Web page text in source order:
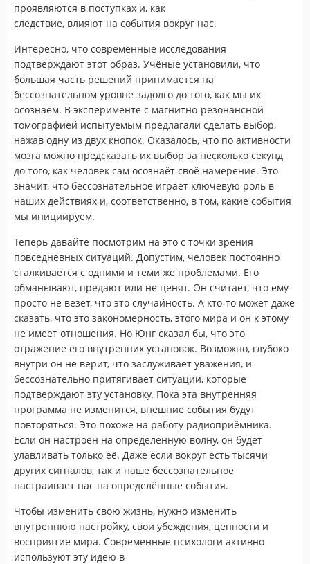
проявляются в поступках и, как
следствие, влияют на события вокруг нас.
Интересно, что современные исследования
подтверждают этот образ. Учёные установили, что
большая часть решений принимается на
бессознательном уровне задолго до того, как мы их
осознаём. В эксперименте с магнитно-резонансной
томографией испытуемым предлагали сделать выбор,
нажав одну из двух кнопок. Оказалось, что по активности
мозга можно предсказать их выбор за несколько секунд
до того, как человек сам осознаёт своё намерение. Это
значит, что бессознательное играет ключевую роль в
наших действиях и, соответственно, в том, какие события
мы инициируем.
Теперь давайте посмотрим на это с точки зрения
повседневных ситуаций. Допустим, человек постоянно
сталкивается с одними и теми же проблемами. Его
обманывают, предают или не ценят. Он считает, что ему
просто не везёт, что это случайность. А кто-то может даже
сказать, что это закономерность, этого мира и он к этому
не имеет отношения. Но Юнг сказал бы, что это
отражение его внутренних установок. Возможно, глубоко
внутри он не верит, что заслуживает уважения, и
бессознательно притягивает ситуации, которые
подтверждают эту установку. Пока эта внутренняя
программа не изменится, внешние события будут
повторяться. Это похоже на работу радиоприёмника.
Если он настроен на определённую волну, он будет
улавливать только её. Даже если вокруг есть тысячи
других сигналов, так и наше бессознательное
настраивает нас на определённые события.
Чтобы изменить свою жизнь, нужно изменить
внутреннюю настройку, свои убеждения, ценности и
восприятие мира. Современные психологи активно
используют эту идею в